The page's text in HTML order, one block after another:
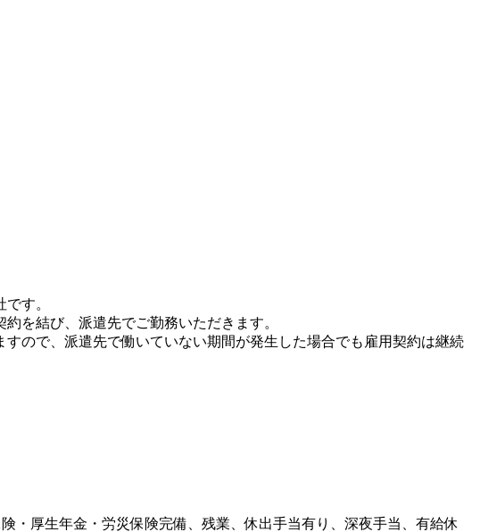
す。
を結び、派遣先でご勤務いただきます。
ので、派遣先で働いていない期間が発生した場合でも雇用契約は継続
・厚生年金・労災保険完備、残業、休出手当有り、深夜手当、有給休